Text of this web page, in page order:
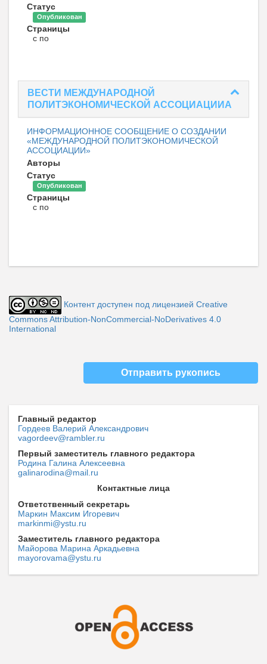
Статус
Опубликован
Страницы
с по
ВЕСТИ МЕЖДУНАРОДНОЙ
ПОЛИТЭКОНОМИЧЕСКОЙ АССОЦИАЦИИА
ИНФОРМАЦИОННОЕ СООБЩЕНИЕ О СОЗДАНИИ
«МЕЖДУНАРОДНОЙ ПОЛИТЭКОНОМИЧЕСКОЙ
АССОЦИАЦИИ»
Авторы
Статус
Опубликован
Страницы
с по
Контент доступен под лицензией Creative
Commons Attribution-NonCommercial-NoDerivatives 4.0
International
Отправить рукопись
Главный редактор
Гордеев Валерий Александрович
vagordeev@rambler.ru
Первый заместитель главного редактора
Родина Галина Алексеевна
galinarodina@mail.ru
Контактные лица
Ответственный секретарь
Маркин Максим Игоревич
markinmi@ystu.ru
Заместитель главного редактора
Майорова Марина Аркадьевна
mayorovama@ystu.ru